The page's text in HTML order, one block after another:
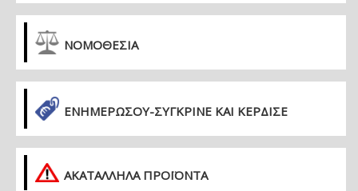
ΝΟΜΟΘΕΣΙΑ
ΕΝΗΜΕΡΏΣΟΥ-ΣΎΓΚΡΙΝΕ ΚΑΙ ΚΈΡΔΙΣΕ
ΑΚΑΤΑΛΛΗΛΑ ΠΡΟΪΟΝΤΑ